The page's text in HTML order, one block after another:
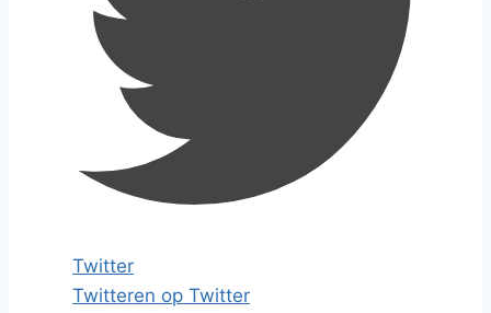
Twitter
Twitteren op Twitter